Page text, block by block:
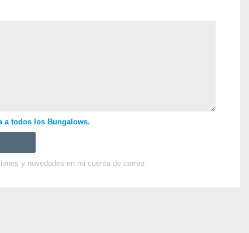
a todos los Bungalows.
y novedades en mi cuenta de correo